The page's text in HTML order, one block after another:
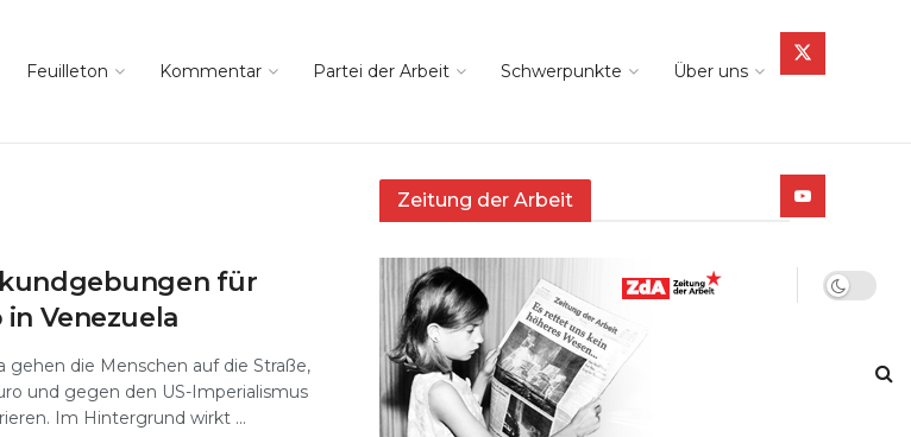
Feuilleton Kommentar Partei der Arbeit Schwerpunkte Über uns
für
Venezuela
gehen die Menschen auf die Straße,
und gegen den US-Imperialismus
Im Hintergrund wirkt ...
Zeitung der Arbeit